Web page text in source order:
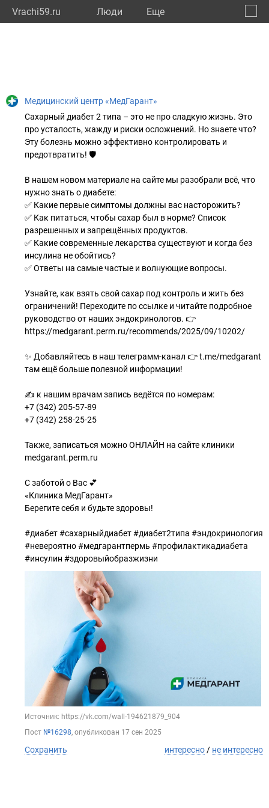
Vrachi59.ru Люди Eще
Медицинский центр «МедГарант»
Сахарный диабет 2 типа – это не про сладкую жизнь. Это
про усталость, жажду и риски осложнений. Но знаете что?
Эту болезнь можно эффективно контролировать и
предотвратить! 🛡
В нашем новом материале на сайте мы разобрали всё, что
нужно знать о диабете:
✅ Какие первые симптомы должны вас насторожить?
✅ Как питаться, чтобы сахар был в норме? Список
разрешенных и запрещённых продуктов.
✅ Какие современные лекарства существуют и когда без
инсулина не обойтись?
✅ Ответы на самые частые и волнующие вопросы.
Узнайте, как взять свой сахар под контроль и жить без
ограничений! Переходите по ссылке и читайте подробное
руководство от наших эндокринологов. 👉
https://medgarant.perm.ru/recommends/2025/09/10202/
✨ Добавляйтесь в наш телеграмм-канал 👉 t.me/medgarant
там ещё больше полезной информации!
✍ к нашим врачам запись ведётся по номерам:
+7 (342) 205-57-89
+7 (342) 258-25-25
Также, записаться можно ОНЛАЙН на сайте клиники
medgarant.perm.ru
С заботой о Вас 💕
«Клиника МедГарант»
Берегите себя и будьте здоровы!
#диабет #сахарныйдиабет #диабет2типа #эндокринология
#невероятно #медгарантпермь #профилактикадиабета
#инсулин #здоровыйобразжизни
Источник: https://vk.com/wall-194621879_904
Пост №16298, опубликован 17 сен 2025
Сохранить интересно / не интересно